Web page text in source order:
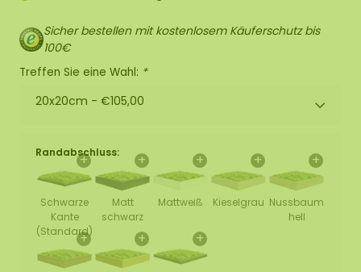
Sicher bestellen mit kostenlosem Käuferschutz bis
100€
Treffen Sie eine Wahl: *
20x20cm - €105,00
Randabschluss:
+
Schwarze
Kante
(Standard)
+
Matt
schwarz
+
Mattweiß
+
Kieselgrau
+
Nussbaum
hell
+ + +